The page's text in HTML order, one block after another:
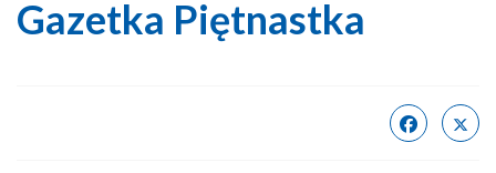
Gazetka Piętnastka